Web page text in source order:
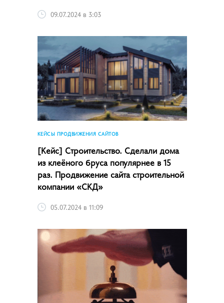
09.07.2024 в 3:03
КЕЙСЫ ПРОДВИЖЕНИЯ САЙТОВ
[Кейс] Строительство. Сделали дома
из клеёного бруса популярнее в 15
раз. Продвижение сайта строительной
компании «СКД»
05.07.2024 в 11:09